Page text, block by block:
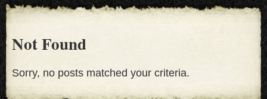
Not Found
Sorry, no posts matched your criteria.